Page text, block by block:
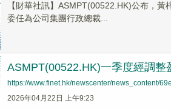
【財華社訊】ASMPT(00522.HK)公布，
委任為公司集團行政總裁...
ASMPT(00522.HK)一季度經調整
https://www.finet.hk/newscenter/news_content/
2026年04月22日 上午9:23